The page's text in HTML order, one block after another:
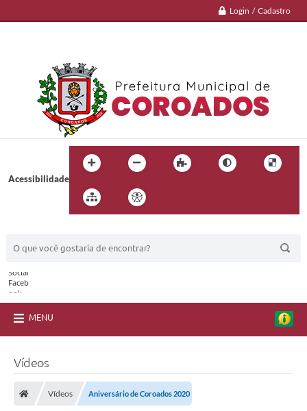
Login / Cadastro
Acessibilidade
MENU
Vídeos
Vídeos Aniversário de Coroados 2020